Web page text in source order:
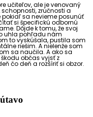
učiteľov, ale je venovaný
zručnosti a
sa nevieme posunúť
si špecifickú odbornú
Dôjde k tomu, že svoj
uhla pohľadu nám
to vyskúšala, pustila som
riešim. A nielenže som
sa naučila. A ako sa
občas vyjsť z
čo deň a rozšíriť si obzor.